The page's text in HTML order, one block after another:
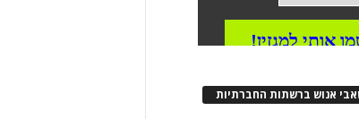
אנוש ברשתות החברתיות